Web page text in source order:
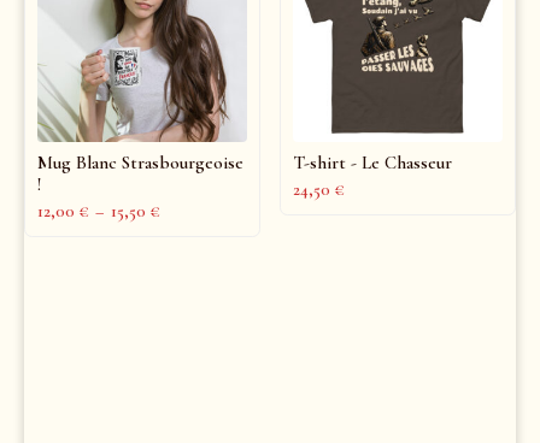
Mug Blanc Strasbourgeoise
!
12,00 € – 15,50 €
T-shirt - Le Chasseur
24,50 €